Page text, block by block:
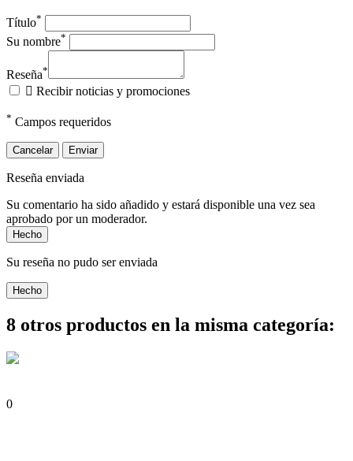
Título*
Su nombre*
Reseña*
 Recibir noticias y promociones
* Campos requeridos
Cancelar Enviar
Reseña enviada
Su comentario ha sido añadido y estará disponible una vez sea
aprobado por un moderador.
Hecho
Su reseña no pudo ser enviada
Hecho
8 otros productos en la misma categoría:
0